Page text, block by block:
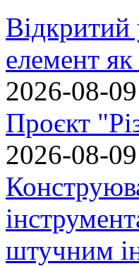
Відкритий
елемент
2026-08-
Проєкт
2026-08-
штучним